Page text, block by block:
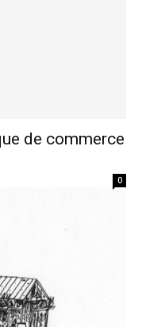
de commerce
0